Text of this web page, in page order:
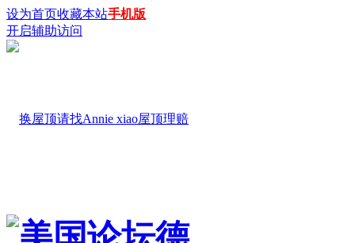
设为首页收藏本站手机版
开启辅助访问